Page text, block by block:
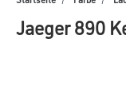
Jaeger 890